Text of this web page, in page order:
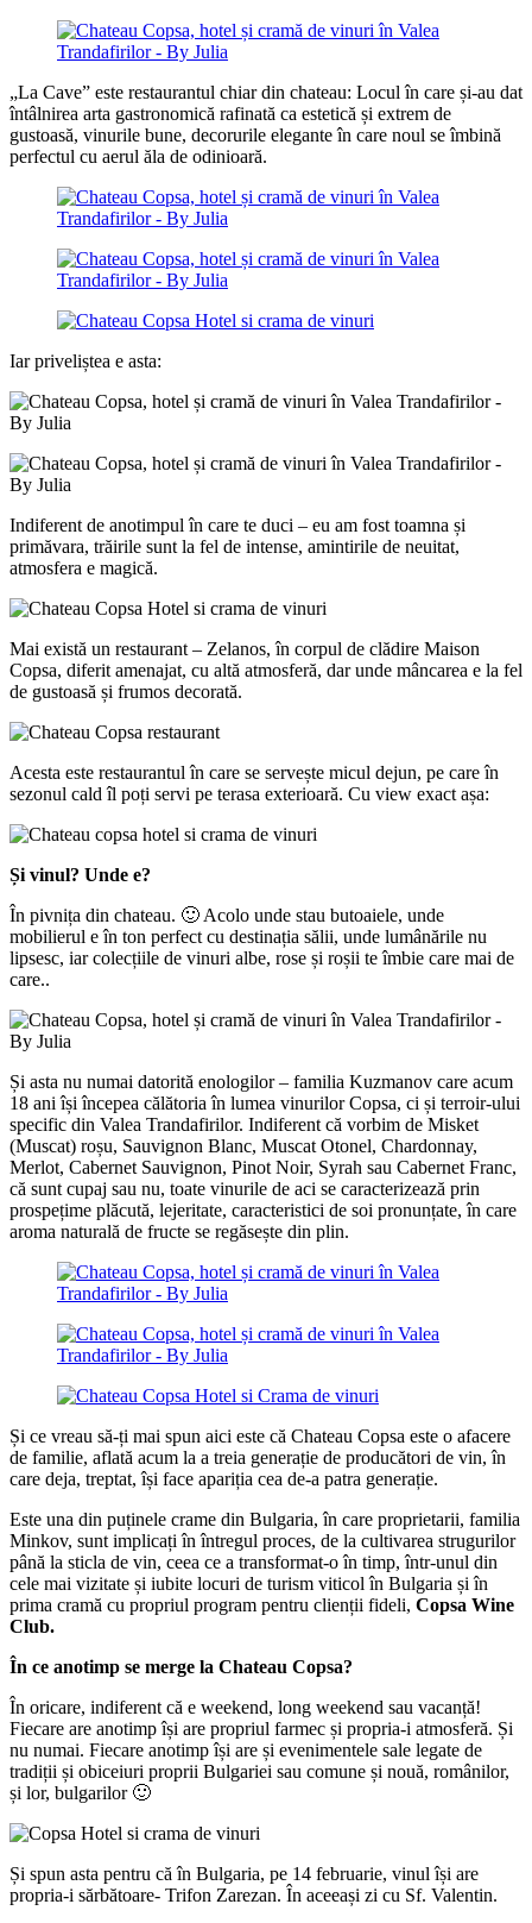
„La Cave” este restaurantul chiar din chateau: Locul în care și-au dat
întâlnirea arta gastronomică rafinată ca estetică și extrem de
gustoasă, vinurile bune, decorurile elegante în care noul se îmbină
perfectul cu aerul ăla de odinioară.
Iar priveliștea e asta:
Indiferent de anotimpul în care te duci – eu am fost toamna și
primăvara, trăirile sunt la fel de intense, amintirile de neuitat,
atmosfera e magică.
Mai există un restaurant – Zelanos, în corpul de clădire Maison
Copsa, diferit amenajat, cu altă atmosferă, dar unde mâncarea e la fel
de gustoasă și frumos decorată.
Acesta este restaurantul în care se servește micul dejun, pe care în
sezonul cald îl poți servi pe terasa exterioară. Cu view exact așa:
Și vinul? Unde e?
În pivnița din chateau. 🙂 Acolo unde stau butoaiele, unde
mobilierul e în ton perfect cu destinația sălii, unde lumânările nu
lipsesc, iar colecțiile de vinuri albe, rose și roșii te îmbie care mai de
care..
Și asta nu numai datorită enologilor – familia Kuzmanov care acum
18 ani își începea călătoria în lumea vinurilor Copsa, ci și terroir-ului
specific din Valea Trandafirilor. Indiferent că vorbim de Misket
(Muscat) roșu, Sauvignon Blanc, Muscat Otonel, Chardonnay,
Merlot, Cabernet Sauvignon, Pinot Noir, Syrah sau Cabernet Franc,
că sunt cupaj sau nu, toate vinurile de aci se caracterizează prin
prospețime plăcută, lejeritate, caracteristici de soi pronunțate, în care
aroma naturală de fructe se regăsește din plin.
Și ce vreau să-ți mai spun aici este că Chateau Copsa este o afacere
de familie, aflată acum la a treia generație de producători de vin, în
care deja, treptat, își face apariția cea de-a patra generație.
Este una din puținele crame din Bulgaria, în care proprietarii, familia
Minkov, sunt implicați în întregul proces, de la cultivarea strugurilor
până la sticla de vin, ceea ce a transformat-o în timp, într-unul din
cele mai vizitate și iubite locuri de turism viticol în Bulgaria și în
prima cramă cu propriul program pentru clienții fideli, Copsa Wine
Club.
În ce anotimp se merge la Chateau Copsa?
În oricare, indiferent că e weekend, long weekend sau vacanță!
Fiecare are anotimp își are propriul farmec și propria-i atmosferă. Și
nu numai. Fiecare anotimp își are și evenimentele sale legate de
tradiții și obiceiuri proprii Bulgariei sau comune și nouă, românilor,
și lor, bulgarilor 🙂
Și spun asta pentru că în Bulgaria, pe 14 februarie, vinul își are
propria-i sărbătoare- Trifon Zarezan. În aceeași zi cu Sf. Valentin.